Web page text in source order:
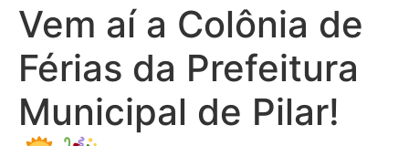
Vem aí a Colônia de
Férias da Prefeitura
Municipal de Pilar!